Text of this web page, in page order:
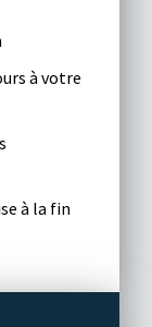
à votre
à la fin